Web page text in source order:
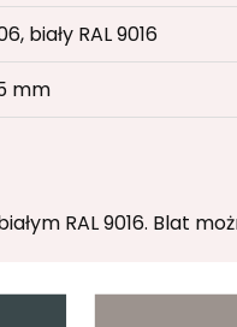
biały RAL 9016
mm
RAL 9016. Blat